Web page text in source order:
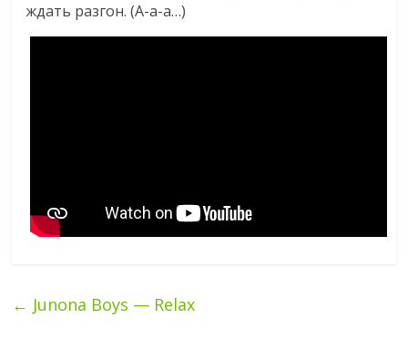
ждать разгон. (А-а-а…)
← Junona Boys — Relax